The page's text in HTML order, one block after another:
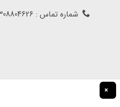
شماره تماس : 09308804626
×